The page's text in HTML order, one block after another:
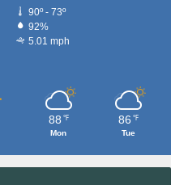
90º - 73º
92%
5.01 mph
88 ℉
Mon
86 ℉
Tue